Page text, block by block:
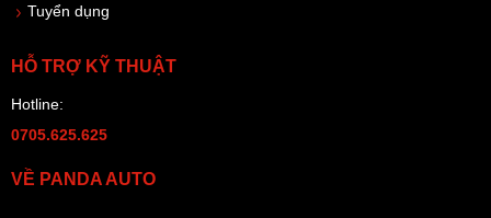
Tuyển dụng
HỖ TRỢ KỸ THUẬT
Hotline:
0705.625.625
VỀ PANDA AUTO